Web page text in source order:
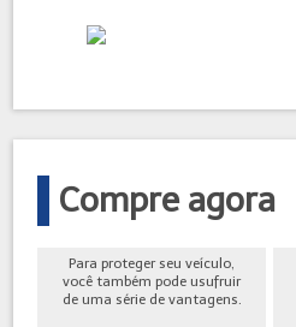
Compre agora
Para proteger seu veículo,
você também pode usufruir
de uma série de vantagens.